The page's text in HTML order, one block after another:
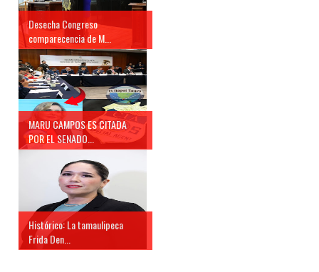
Desecha Congreso
comparecencia de M...
MARU CAMPOS ES CITADA
POR EL SENADO...
Histórico: La tamaulipeca
Frida Den...